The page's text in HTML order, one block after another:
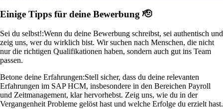
Einige Tipps für deine Bewerbung 🫡
Sei du selbst!:Wenn du deine Bewerbung schreibst, sei authentisch und
zeig uns, wer du wirklich bist. Wir suchen nach Menschen, die nicht
nur die richtigen Qualifikationen haben, sondern auch gut ins Team
passen.
Betone deine Erfahrungen:Stell sicher, dass du deine relevanten
Erfahrungen im SAP HCM, insbesondere in den Bereichen Payroll
und Zeitmanagement, klar hervorhebst. Zeig uns, wie du in der
Vergangenheit Probleme gelöst hast und welche Erfolge du erzielt hast.